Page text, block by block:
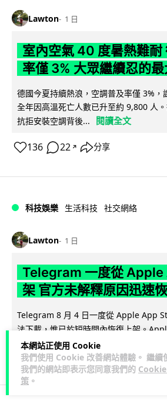
本網站正使用 Cookie
我們使用 Cookie 改善網站體驗。 繼續
我們的網站即表示您同意我們的
策 。
Lawton 1 日
室內空氣 40 度暑熱難耐
率僅 3% 大眾繼續忍的最
德國今夏持續熱浪，空調普及率僅 3%，
全年因高溫死亡人數已升至約 9,800 人
抗拒安裝空調背後...
閱讀全文
136 22 ↗ 分享
科技娛樂 生活科技 社交網絡
Lawton 1 日
Telegram 一度從
架 官方未解釋原因迅速
Telegram 8 月 4 日一度從 Apple App
法下載，惟已於短時間內恢復上架。
80 3 ↗ 分享